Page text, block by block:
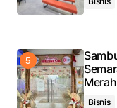
Bisnis